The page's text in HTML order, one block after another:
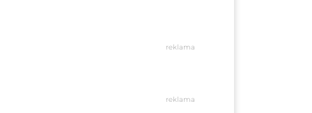
reklama
reklama